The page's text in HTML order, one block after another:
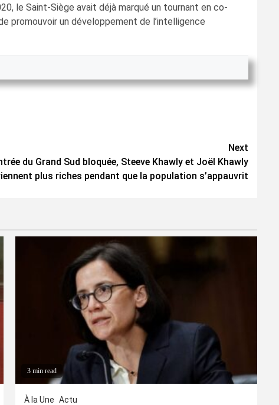
le Saint-Siège avait déjà marqué un tournant en co-
promouvoir un développement de l’intelligence
Next
du Grand Sud bloquée, Steeve Khawly et Joël Khawly
plus riches pendant que la population s’appauvrit
3 min read
À la Une Actu